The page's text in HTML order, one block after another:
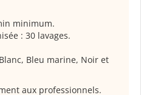
minimum.
: 30 lavages.
Bleu marine, Noir et
aux professionnels.